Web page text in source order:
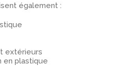
également :
extérieurs
en plastique